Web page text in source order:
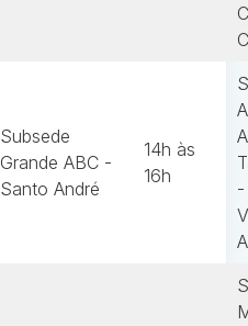
Subsede
Grande ABC -
Santo André
14h às
16h
-